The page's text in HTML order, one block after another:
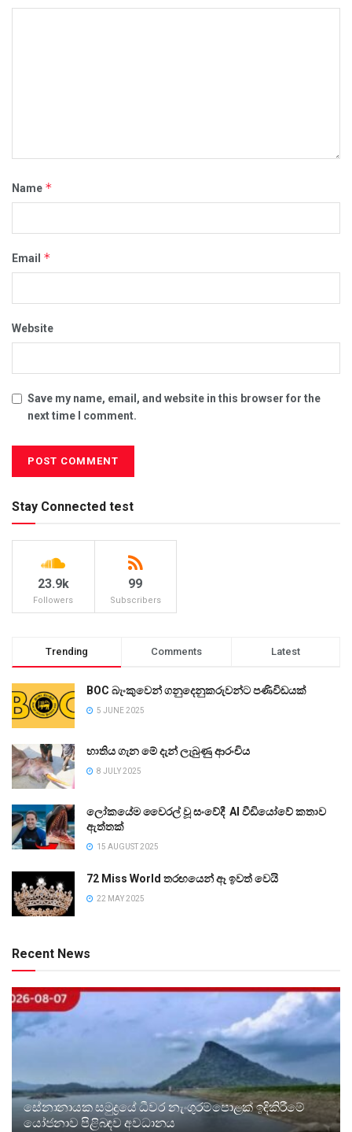
Name *
Email *
Website
Save my name, email, and website in this browser for the
next time I comment.
Stay Connected test
23.9k
Followers
99
Subscribers
Trending Comments Latest
BOC බැංකුවෙන් ගනුදෙනුකරුවන්ට පණිවිඩයක්
5 JUNE 2025
භාතිය ගැන මේ දැන් ලැබුණු ආරංචිය
8 JULY 2025
ලෝකයේම වෛරල් වූ සංවේදී AI වීඩියෝවේ කතාව
ඇත්තක්
15 AUGUST 2025
72 Miss World තරඟයෙන් ඈ ඉවත් වෙයි
22 MAY 2025
Recent News
සේනානායක සමුද්‍රයේ ධීවර නැංගුරම්පොළක් ඉදිකිරීමේ
යෝජනාව පිළිබඳව අවධානය